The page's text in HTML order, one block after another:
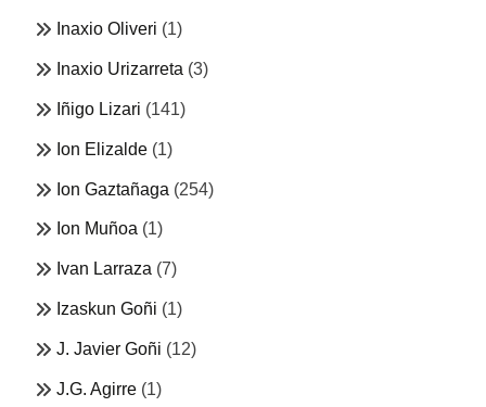
Inaxio Oliveri (1)
Inaxio Urizarreta (3)
Iñigo Lizari (141)
Ion Elizalde (1)
Ion Gaztañaga (254)
Ion Muñoa (1)
Ivan Larraza (7)
Izaskun Goñi (1)
J. Javier Goñi (12)
J.G. Agirre (1)